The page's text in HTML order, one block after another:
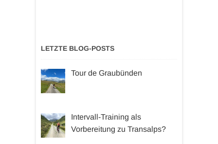
LETZTE BLOG-POSTS
Tour de Graubünden
Intervall-Training als
Vorbereitung zu Transalps?